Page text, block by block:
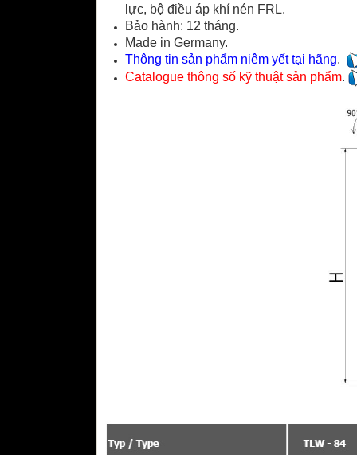
lực, bộ điều áp khí nén FRL.
Bảo hành: 12 tháng.
Made in Germany.
Thông tin sản phẩm niêm yết tại hãng.
Catalogue thông số kỹ thuật sản phẩm.